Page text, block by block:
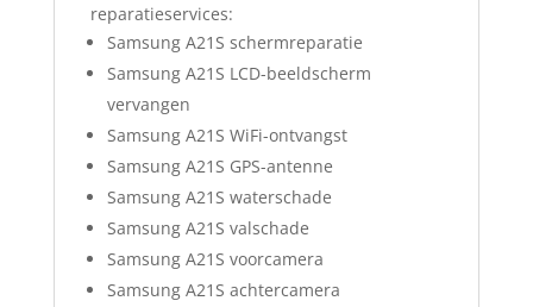
reparatieservices:
Samsung A21S schermreparatie
Samsung A21S LCD-beeldscherm
vervangen
Samsung A21S WiFi-ontvangst
Samsung A21S GPS-antenne
Samsung A21S waterschade
Samsung A21S valschade
Samsung A21S voorcamera
Samsung A21S achtercamera